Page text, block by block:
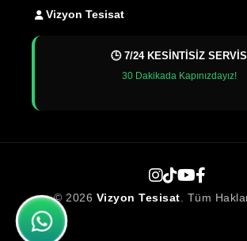
Vizyon Tesisat
🕒 7/24 KESİNTİSİZ SERVİS
30 Dakikada Kapınızdayız!
© 2026 Vizyon Tesisat. Tüm